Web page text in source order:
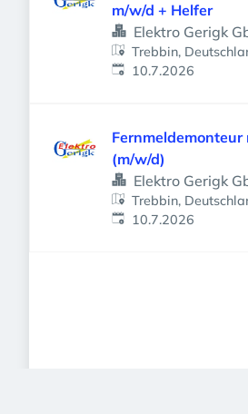
m/w/d + Helfer
Elektro Gerigk
Trebbin,
Veröffentlicht:
10.7.2026
(m/w/d)
Elektro Gerigk
Trebbin,
Veröffentlicht:
10.7.2026